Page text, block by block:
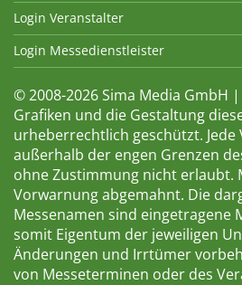
Login Veranstalter
Login Messedienstleister
© 2008-2026 Sima Media GmbH
Grafiken und die Gestaltung
urheberrechtlich geschützt. Jede
außerhalb der engen Grenzen
ohne Zustimmung nicht erlaubt.
Vorwarnung abgemahnt. Die
Messenamen sind eingetragene
somit Eigentum der jeweiligen
Änderungen und Irrtümer
von Messeterminen oder des